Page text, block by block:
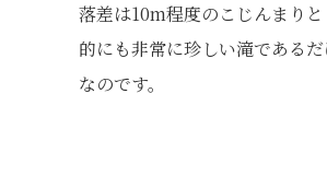
落差は10m程度のこじんまり
的にも非常に珍しい滝である
なのです。